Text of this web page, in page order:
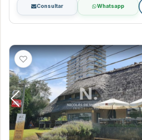
Consultar Whatsapp